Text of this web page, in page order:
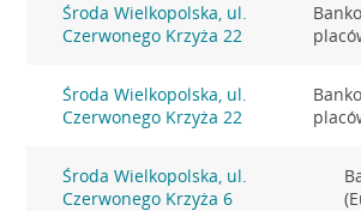
Środa Wielkopolska, ul.
Czerwonego Krzyża 22
Środa Wielkopolska, ul.
Czerwonego Krzyża 22
Środa Wielkopolska, ul.
Czerwonego Krzyża 6